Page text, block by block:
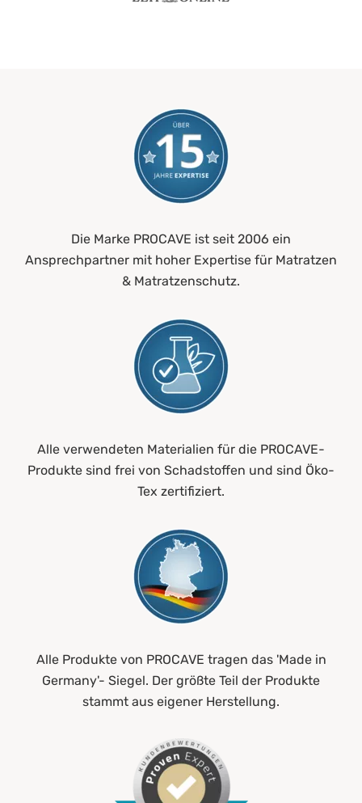
Die Marke PROCAVE ist seit 2006 ein
Ansprechpartner mit hoher Expertise für Matratzen
& Matratzenschutz.
Alle verwendeten Materialien für die PROCAVE-
Produkte sind frei von Schadstoffen und sind Öko-
Tex zertifiziert.
Alle Produkte von PROCAVE tragen das 'Made in
Germany'- Siegel. Der größte Teil der Produkte
stammt aus eigener Herstellung.